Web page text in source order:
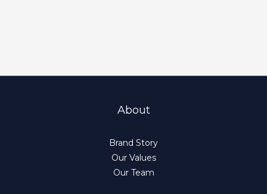
About
Brand Story
Our Values
Our Team